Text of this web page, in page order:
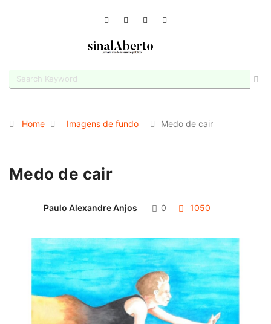
Home Imagens de fundo Medo de cair
Medo de cair
Paulo Alexandre Anjos 0 1050